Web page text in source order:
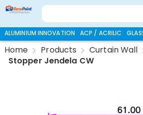
ALUMINIUM INNOVATION ACP / ACRILIC
Home Products
Curtain Wall
Stopper Jendela CW